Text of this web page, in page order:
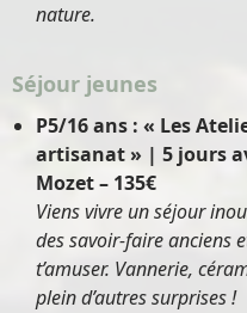
nature.
Séjour jeunes
P5/16 ans : « Les
artisanat » | 5 jours
Mozet – 135€
Viens vivre un séjour
des savoir-faire anciens
t’amuser. Vannerie,
plein d’autres surprises !